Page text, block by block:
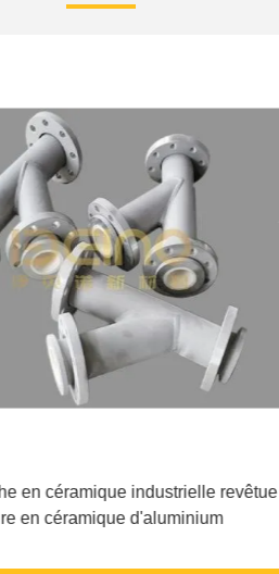
en céramique industrielle revêtue
en céramique d'aluminium